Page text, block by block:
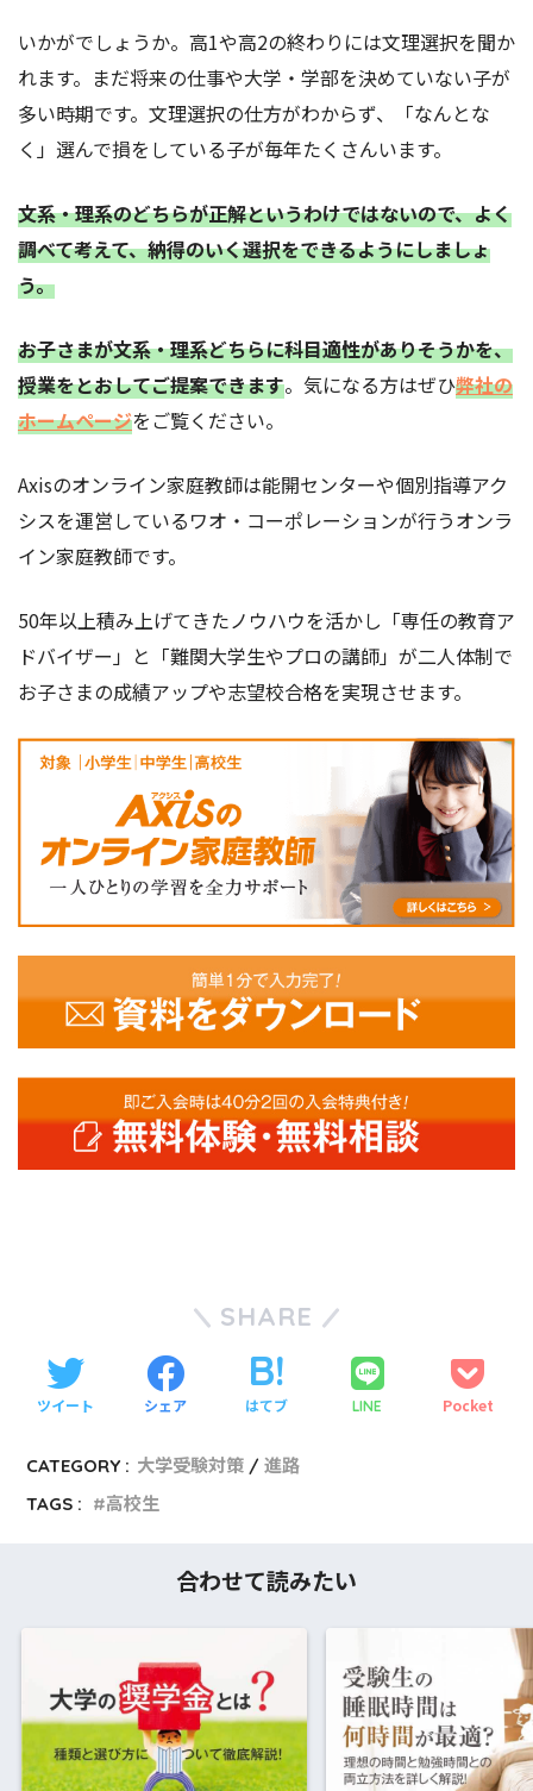
いかがでしょうか。高1や高2の終わりには文理選択を聞か
れます。まだ将来の仕事や大学・学部を決めていない子が
多い時期です。文理選択の仕方がわからず、「なんとな
く」選んで損をしている子が毎年たくさんいます。
文系・理系のどちらが正解というわけではないので、よく
調べて考えて、納得のいく選択をできるようにしましょ
う。
お子さまが文系・理系どちらに科目適性がありそうかを、
授業をとおしてご提案できます。気になる方はぜひ弊社の
ホームページをご覧ください。
Axisのオンライン家庭教師は能開センターや個別指導アク
シスを運営しているワオ・コーポレーションが行うオンラ
イン家庭教師です。
50年以上積み上げてきたノウハウを活かし「専任の教育ア
ドバイザー」と「難関大学生やプロの講師」が二人体制で
お子さまの成績アップや志望校合格を実現させます。
SHARE
ツイート シェア はてブ LINE Pocket
CATEGORY : 大学受験対策
進路
TAGS :
高校生
合わせて読みたい